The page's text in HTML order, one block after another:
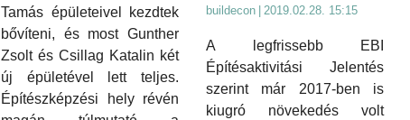
Tamás épületeivel kezdtek
bővíteni, és most Gunther
Zsolt és Csillag Katalin két
új épületével lett teljes.
Építészképzési hely révén
buildecon 2019.02.28. 15:15
A legfrissebb EBI
Építésaktivitási Jelentés
szerint már 2017-ben is
kiugró növekedés volt